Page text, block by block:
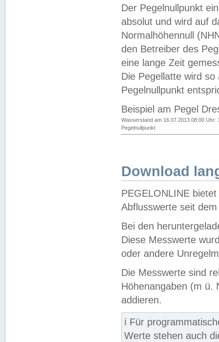
Der Pegelnullpunkt
absolut und wird auf
Normalhöhennull
den Betreiber des
eine lange Zeit
Die Pegellatte wird
Pegelnullpunkt
Beispiel am Pegel
Wasserstand am 16.07.2013 08:00 Uhr:
Pegelnullpunkt
Download
PEGELONLINE
Abflusswerte seit
Bei den
Diese Messwerte
oder andere
Die Messwerte sind
Höhenangaben (m ü.
addieren.
ℹ️ Für
Werte stehen auch